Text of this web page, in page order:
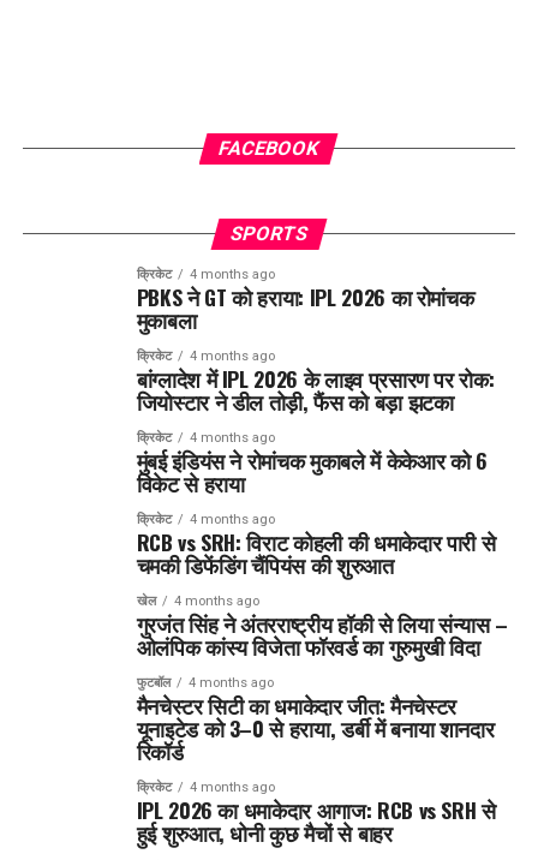
FACEBOOK
SPORTS
क्रिकेट 4 months ago
PBKS ने GT को हराया: IPL 2026 का रोमांचक
मुकाबला
क्रिकेट 4 months ago
बांग्लादेश में IPL 2026 के लाइव प्रसारण पर रोक:
जियोस्टार ने डील तोड़ी, फैंस को बड़ा झटका
क्रिकेट 4 months ago
मुंबई इंडियंस ने रोमांचक मुकाबले में केकेआर को 6
विकेट से हराया
क्रिकेट 4 months ago
RCB vs SRH: विराट कोहली की धमाकेदार पारी से
चमकी डिफेंडिंग चैंपियंस की शुरुआत
खेल 4 months ago
गुरजंत सिंह ने अंतरराष्ट्रीय हॉकी से लिया संन्यास –
ओलंपिक कांस्य विजेता फॉरवर्ड का गुरुमुखी विदा
फुटबॉल 4 months ago
मैनचेस्टर सिटी का धमाकेदार जीत: मैनचेस्टर
यूनाइटेड को 3–0 से हराया, डर्बी में बनाया शानदार
रिकॉर्ड
क्रिकेट 4 months ago
IPL 2026 का धमाकेदार आगाज: RCB vs SRH से
हुई शुरुआत, धोनी कुछ मैचों से बाहर